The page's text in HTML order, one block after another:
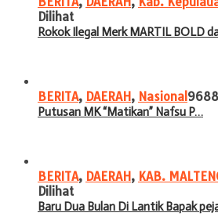
Dilihat
Rokok Ilegal Merk MARTIL BOLD
BERITA, DAERAH, Nasional
Putusan MK “Matikan” Nafsu P…
BERITA, DAERAH, KAB.
Dilihat
Baru Dua Bulan Di Lantik Bapak